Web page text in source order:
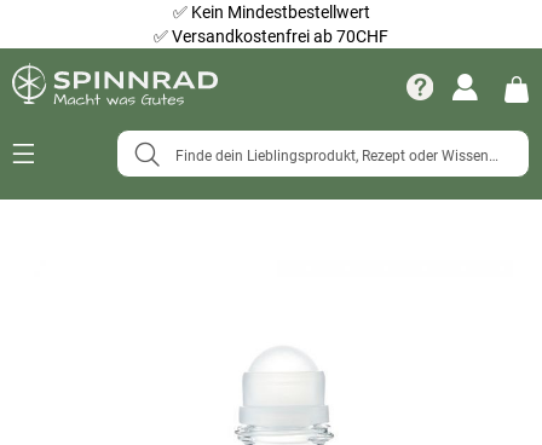
✅ Kein Mindestbestellwert
✅Versandkostenfrei ab 70CHF
Navigation